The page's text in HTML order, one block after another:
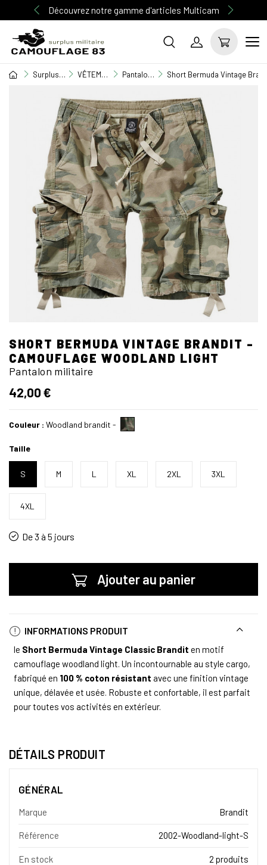
Découvrez notre gamme d'articles Multicam
Surplus Militaire VÊTEMENT MILITAIRE Pantalon militaire Short Bermuda Vintage
SHORT BERMUDA VINTAGE BRANDIT -
CAMOUFLAGE WOODLAND LIGHT
Pantalon militaire
42,00 €
Couleur : Woodland brandit -
Taille
S M L XL 2XL 3XL
4XL
De 3 à 5 jours
Ajouter au panier
INFORMATIONS PRODUIT
le Short Bermuda Vintage Classic Brandit en motif
camouflage woodland light. Un incontournable au style cargo,
fabriqué en 100 % coton résistant avec une finition vintage
unique, délavée et usée. Robuste et confortable, il est parfait
pour toutes vos activités en extérieur.
DÉTAILS PRODUIT
GÉNÉRAL
Marque Brandit
Référence 2002-Woodland-light-S
En stock 2 produits